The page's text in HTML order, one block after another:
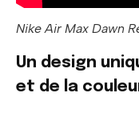
Nike Air Max Dawn
Un design
et de la